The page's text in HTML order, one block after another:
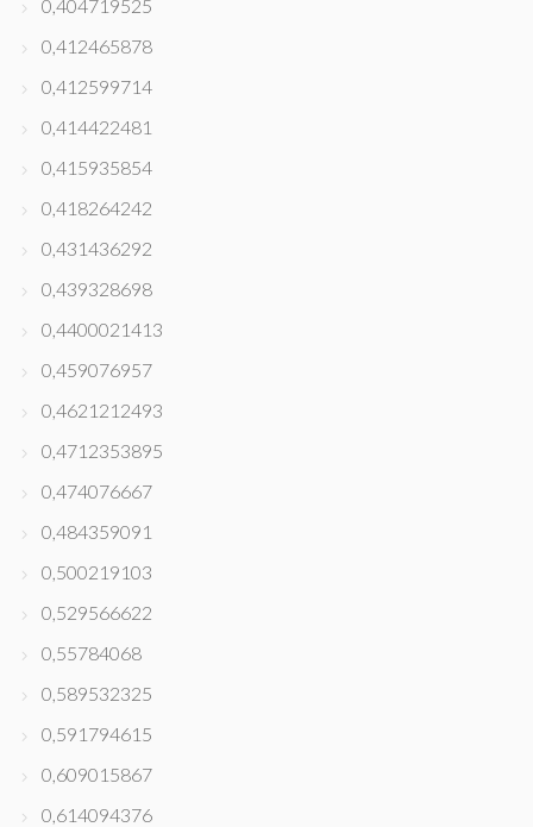
0,404719525
0,412465878
0,412599714
0,414422481
0,415935854
0,418264242
0,431436292
0,439328698
0,4400021413
0,459076957
0,4621212493
0,4712353895
0,474076667
0,484359091
0,500219103
0,529566622
0,55784068
0,589532325
0,591794615
0,609015867
0,614094376